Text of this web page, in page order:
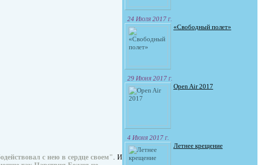
с нею в сердце своем" . И
24 Июля 2017 г.
«Свободный полет»
29 Июня 2017 г.
Open Air 2017
4 Июня 2017 г.
Летнее крещение